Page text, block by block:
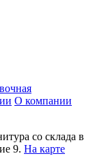
О компании
со склада в
9. На карте